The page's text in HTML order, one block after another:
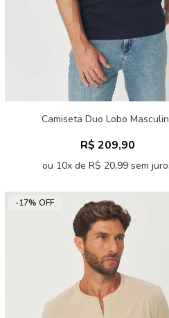
Camiseta Duo Lobo
R$ 209,90
ou 10x de R$ 20,99 sem
-17% OFF